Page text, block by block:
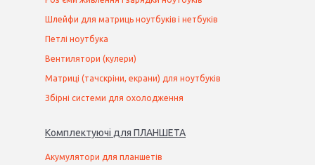
Шлейфи для матриць ноутбуків і нетбуків
Петлі ноутбука
Вентилятори (кулери)
Матриці (тачскріни, екрани) для ноутбуків
Збірні системи для охолодження
Комплектуючі для ПЛАНШЕТА
Акумулятори для планшетів